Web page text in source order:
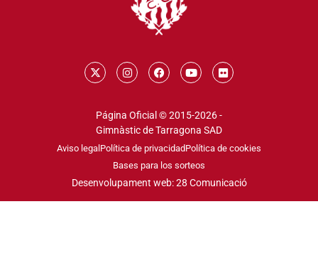
Página Oficial © 2015-2026 -
Gimnàstic de Tarragona SAD
Aviso legal Política de privacidadPolítica de cookies
Bases para los sorteos
Desenvolupament web: 28 Comunicació